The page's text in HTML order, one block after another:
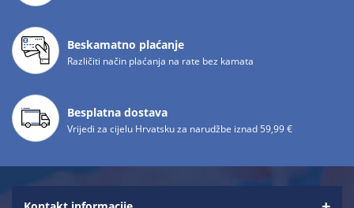
Beskamatno plaćanje
Različiti način plaćanja na rate bez kamata
Besplatna dostava
Vrijedi za cijelu Hrvatsku za narudžbe iznad 59,99 €